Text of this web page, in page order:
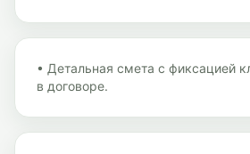
• Детальная смета с фиксацией
в договоре.